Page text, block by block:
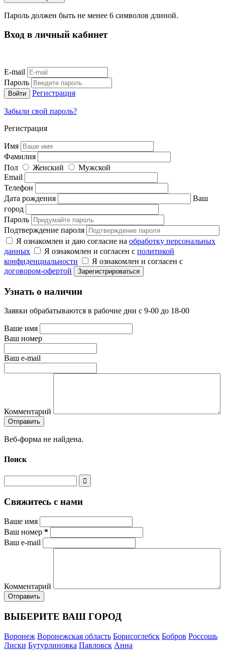
Пароль должен быть не менее 6 символов длиной.
Вход в личный кабинет
E-mail
Пароль
Регистрация
Забыли свой пароль?
Регистрация
Имя
Фамилия
Пол
Женский
Мужской
Email
Телефон
Дата рождения
Ваш
город
Пароль
Подтверждение пароля
Я ознакомлен и даю согласие на обработку персональных
данных
Я ознакомлен и согласен с политикой
конфиденциальности
Я ознакомлен и согласен с
договором-офертой
Узнать о наличии
Заявки обрабатываются в рабочие дни с 9-00 до 18-00
Ваше имя
Ваш номер
Ваш e-mail
Комментарий
Веб-форма не найдена.
Поиск
Свяжитесь с нами
Ваше имя
Ваш номер *
Ваш e-mail
Комментарий
ВЫБЕРИТЕ ВАШ ГОРОД
Воронеж Воронежская область Борисоглебск Бобров Россошь
Лиски Бутурлиновка Павловск Анна